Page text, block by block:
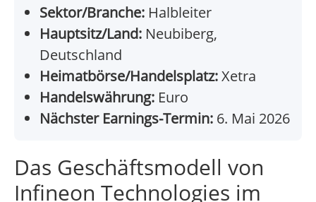
Sektor/Branche: Halbleiter
Hauptsitz/Land: Neubiberg,
Deutschland
Heimatbörse/Handelsplatz:Xetra
Handelswährung: Euro
Nächster Earnings-Termin: 6. Mai 2026
Das Geschäftsmodell von
Infineon Technologies im